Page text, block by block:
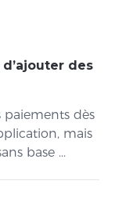
des
paiements dès
mais
base ...